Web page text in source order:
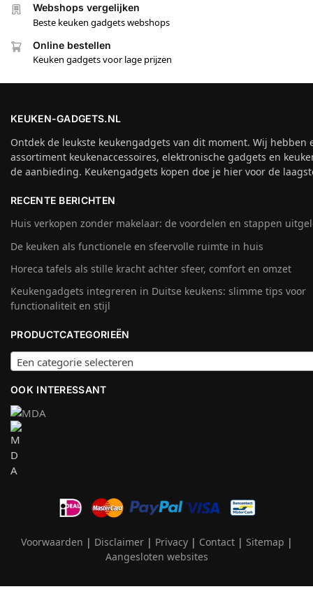
Webshops vergelijken
Beste keuken gadgets webshops
Online bestellen
Keuken gadgets voor lage prijzen
KEUKEN-GADGETS.NL
Ontdek de leukste keukengadgets van dit moment. Wij hebben
assortiment keukenaccessoires, elektronische gadgets en
de aanbieding. Keukengadgets kopen doe je hier voor de
RECENTE BERICHTEN
Huis verkopen zonder makelaar: de voordelen en stappen
De keuken als functionele en sfeervolle ruimte in huis
Horeca tafels als stille kracht achter sfeer, comfort en omzet
Keukengadgets integreren in Duitse keukens: slimme tips voor
functionaliteit en stijl
PRODUCTCATEGORIEËN
Een categorie selecteren
OOK INTERESSANT
Voorwaarden | Disclaimer| Privacy| Contact| Sitemap |
Aangesloten websites